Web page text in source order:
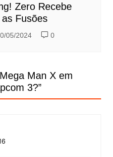
Zero Recebe
Fusões
05/2024 0
Mega Man X em
3?”